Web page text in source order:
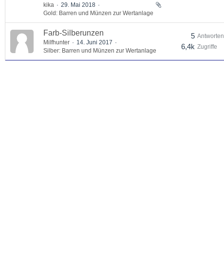
kika
29. Mai 2018
Gold: Barren und Münzen zur Wertanlage
Farb-Silberunzen
Milfhunter
14. Juni 2017
Silber: Barren und Münzen zur Wertanlage
Antworten
5
Zugriffe
6,4k